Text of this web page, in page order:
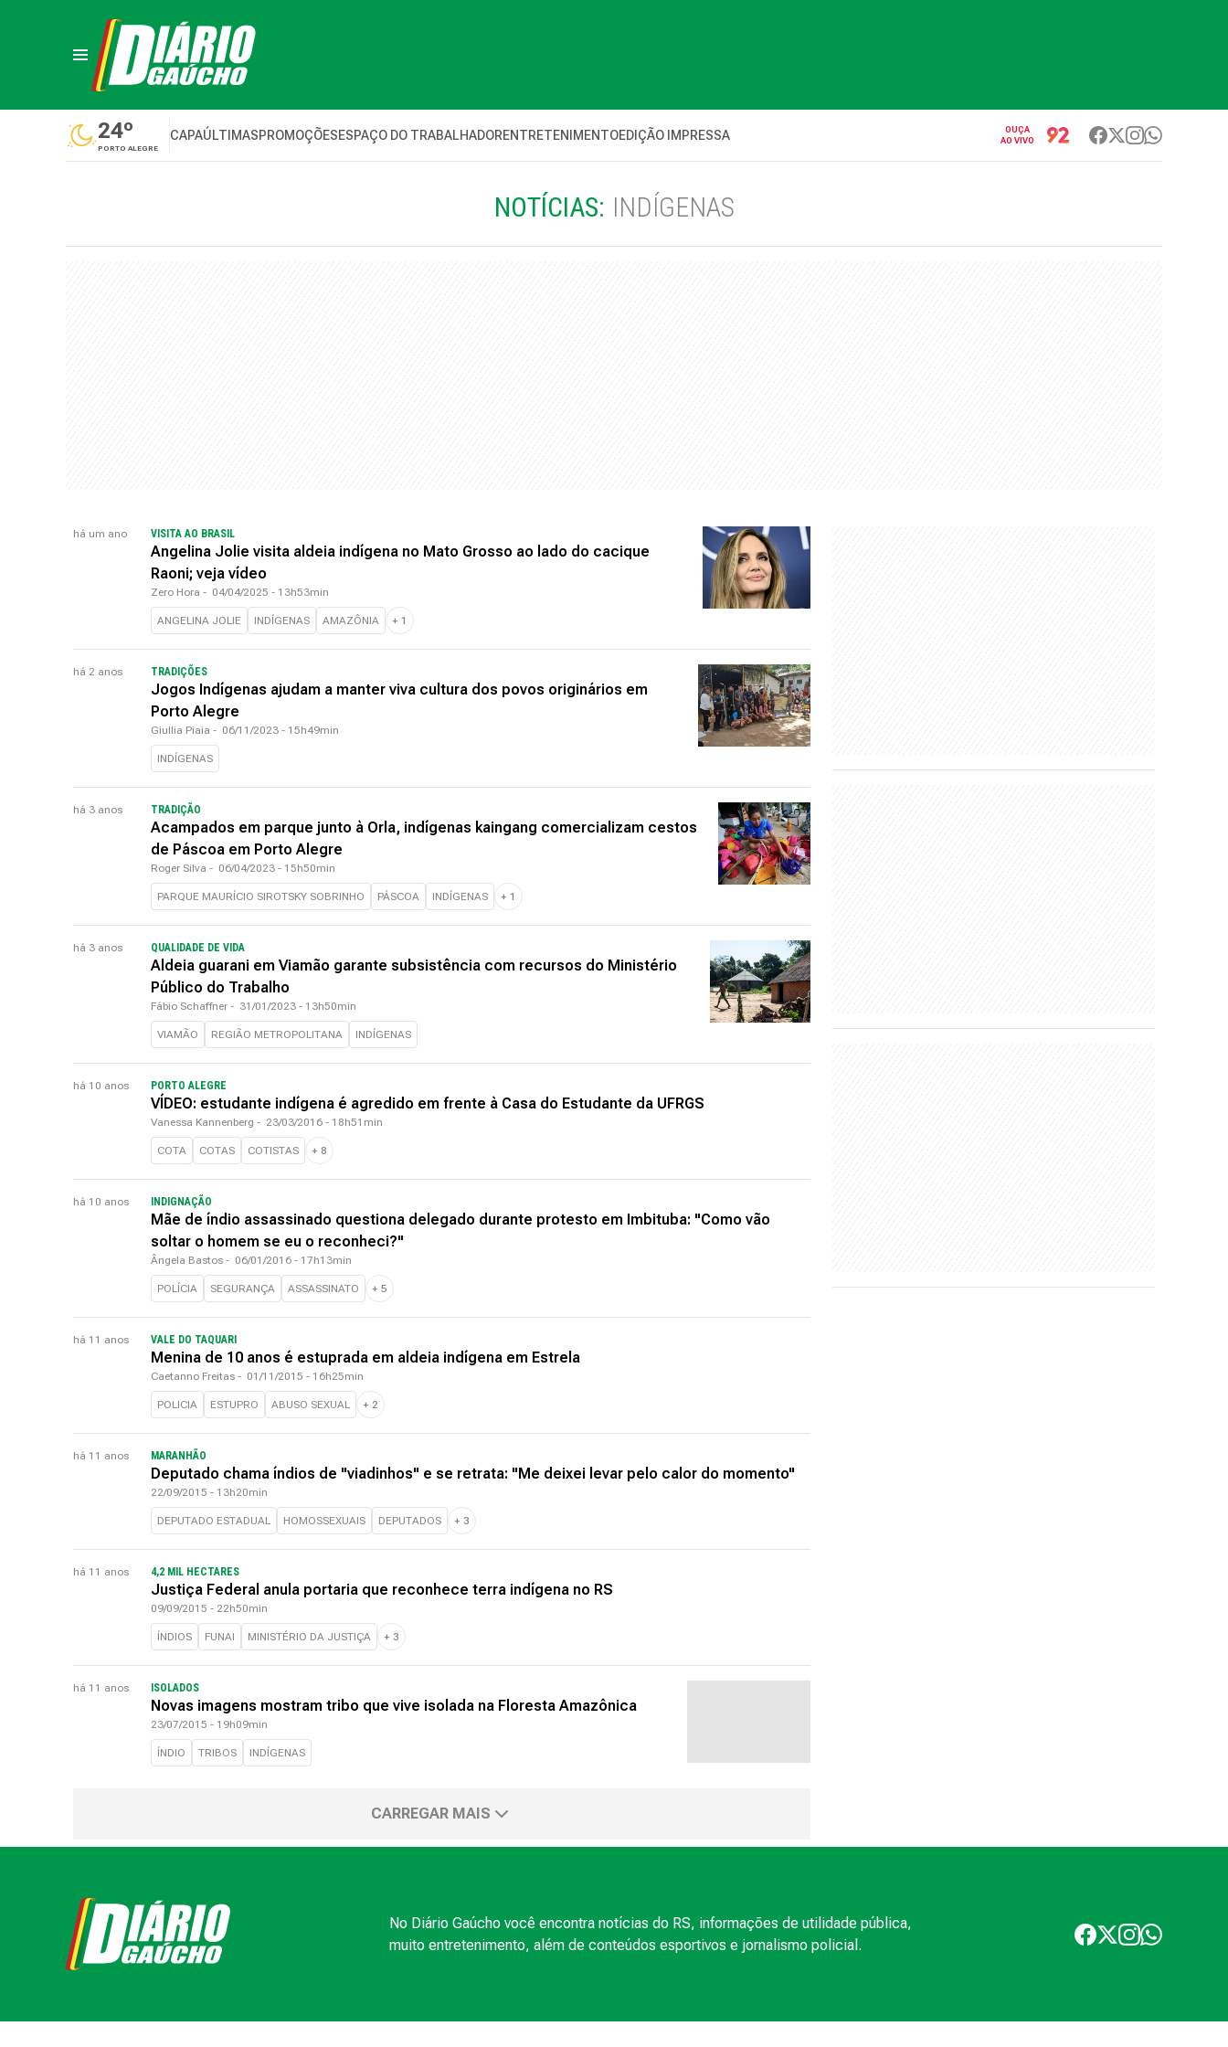
24º
PORTO ALEGRE
CAPAÚLTIMASPROMOÇÕESESPAÇO DO TRABALHADORENTRETENIMENTOEDIÇÃO IMPRESSA
OUÇA
AO VIVO
NOTÍCIAS: INDÍGENAS
há um ano VISITA AO BRASIL
Angelina Jolie visita aldeia indígena no Mato Grosso ao lado do cacique
Raoni; veja vídeo
Zero Hora - 04/04/2025 - 13h53min
ANGELINA JOLIE INDÍGENAS AMAZÔNIA + 1
há 2 anos TRADIÇÕES
Jogos Indígenas ajudam a manter viva cultura dos povos originários em
Porto Alegre
Giullia Piaia - 06/11/2023 - 15h49min
INDÍGENAS
há 3 anos TRADIÇÃO
Acampados em parque junto à Orla, indígenas kaingang comercializam cestos
de Páscoa em Porto Alegre
Roger Silva - 06/04/2023 - 15h50min
PARQUE MAURÍCIO SIROTSKY SOBRINHO PÁSCOA INDÍGENAS + 1
há 3 anos QUALIDADE DE VIDA
Aldeia guarani em Viamão garante subsistência com recursos do Ministério
Público do Trabalho
Fábio Schaffner - 31/01/2023 - 13h50min
VIAMÃO REGIÃO METROPOLITANA INDÍGENAS
há 10 anos PORTO ALEGRE
VÍDEO: estudante indígena é agredido em frente à Casa do Estudante da UFRGS
Vanessa Kannenberg - 23/03/2016 - 18h51min
COTA COTAS COTISTAS + 8
há 10 anos INDIGNAÇÃO
Mãe de índio assassinado questiona delegado durante protesto em Imbituba: "Como vão
soltar o homem se eu o reconheci?"
Ângela Bastos - 06/01/2016 - 17h13min
POLÍCIA SEGURANÇA ASSASSINATO + 5
há 11 anos VALE DO TAQUARI
Menina de 10 anos é estuprada em aldeia indígena em Estrela
Caetanno Freitas - 01/11/2015 - 16h25min
POLICIA ESTUPRO ABUSO SEXUAL + 2
há 11 anos MARANHÃO
Deputado chama índios de "viadinhos" e se retrata: "Me deixei levar pelo calor do momento"
22/09/2015 - 13h20min
DEPUTADO ESTADUAL HOMOSSEXUAIS DEPUTADOS + 3
há 11 anos 4,2 MIL HECTARES
Justiça Federal anula portaria que reconhece terra indígena no RS
09/09/2015 - 22h50min
ÍNDIOS FUNAI MINISTÉRIO DA JUSTIÇA + 3
há 11 anos ISOLADOS
Novas imagens mostram tribo que vive isolada na Floresta Amazônica
23/07/2015 - 19h09min
ÍNDIO TRIBOS INDÍGENAS
CARREGAR MAIS
No Diário Gaúcho você encontra notícias do RS, informações de utilidade pública,
muito entretenimento, além de conteúdos esportivos e jornalismo policial.